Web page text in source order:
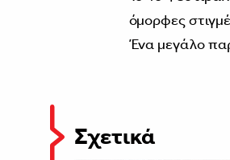
όμορφες
Ένα μεγάλο
Σχετικά